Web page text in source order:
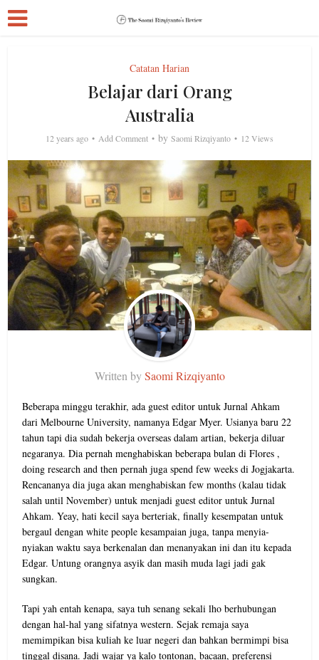
Catatan Harian
Belajar dari Orang
Australia
12 years ago Add Comment by Saomi Rizqiyanto 12 Views
Written bySaomi Rizqiyanto
Beberapa minggu terakhir, ada guest editor untuk Jurnal Ahkam
dari Melbourne University, namanya Edgar Myer. Usianya baru 22
tahun tapi dia sudah bekerja overseas dalam artian, bekerja diluar
negaranya. Dia pernah menghabiskan beberapa bulan di Flores ,
doing research and then pernah juga spend few weeks di Jogjakarta.
Rencananya dia juga akan menghabiskan few months (kalau tidak
salah until November) untuk menjadi guest editor untuk Jurnal
Ahkam. Yeay, hati kecil saya berteriak, finally kesempatan untuk
bergaul dengan white people kesampaian juga, tanpa menyia-
nyiakan waktu saya berkenalan dan menanyakan ini dan itu kepada
Edgar. Untung orangnya asyik dan masih muda lagi jadi gak
sungkan.
Tapi yah entah kenapa, saya tuh senang sekali lho berhubungan
dengan hal-hal yang sifatnya western. Sejak remaja saya
memimpikan bisa kuliah ke luar negeri dan bahkan bermimpi bisa
tinggal disana. Jadi wajar ya kalo tontonan, bacaan, preferensi